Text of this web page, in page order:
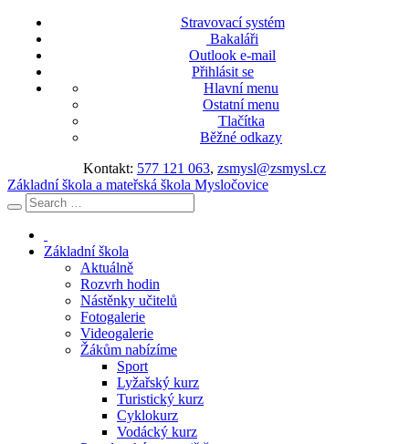
Stravovací systém
Bakaláři
Outlook e-mail
Přihlásit se
Hlavní menu
Ostatní menu
Tlačítka
Běžné odkazy
Kontakt: 577 121 063, zsmysl@zsmysl.cz
Základní škola a mateřská škola Mysločovice
Základní škola
Aktuálně
Rozvrh hodin
Nástěnky učitelů
Fotogalerie
Videogalerie
Žákům nabízíme
Sport
Lyžařský kurz
Turistický kurz
Cyklokurz
Vodácký kurz